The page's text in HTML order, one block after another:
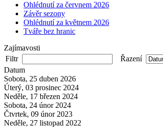
Ohlédnutí za červnem 2026
Závěr sezony
Ohlédnutí za květnem 2026
Tváře bez hranic
Zajímavosti
Filtr
Řazení
Datum
Sobota, 25 duben 2026
Úterý, 03 prosinec 2024
Neděle, 17 březen 2024
Sobota, 24 únor 2024
Čtvrtek, 09 únor 2023
Neděle, 27 listopad 2022